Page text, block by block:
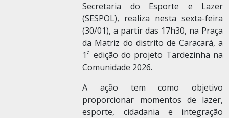
Secretaria do Esporte e Lazer
(SESPOL), realiza nesta sexta-feira
(30/01), a partir das 17h30, na Praça
da Matriz do distrito de Caracará, a
1ª edição do projeto Tardezinha na
Comunidade 2026.
A ação tem como objetivo
proporcionar momentos de lazer,
esporte, cidadania e integração